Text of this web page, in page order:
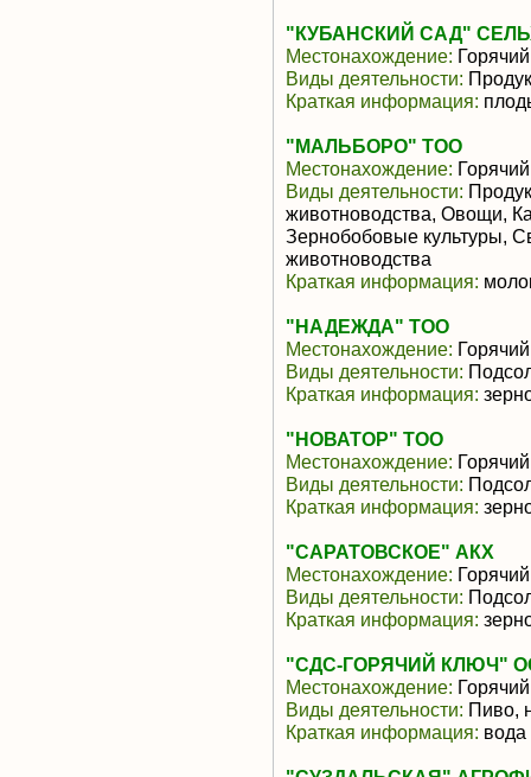
"КУБАНСКИЙ САД"
Местонахождение:
Виды деятельности:
Краткая информация:
"МАЛЬБОРО" ТОО
Местонахождение:
Виды деятельности:
животноводства, Овощи,
Зернобобовые культуры,
животноводства
Краткая информация:
"НАДЕЖДА" ТОО
Местонахождение:
Виды деятельности:
Краткая информация:
"НОВАТОР" ТОО
Местонахождение:
Виды деятельности:
Краткая информация:
"САРАТОВСКОЕ" АКХ
Местонахождение:
Виды деятельности:
Краткая информация:
"СДС-ГОРЯЧИЙ КЛЮЧ"
Местонахождение:
Виды деятельности: Пиво,
Краткая информация: